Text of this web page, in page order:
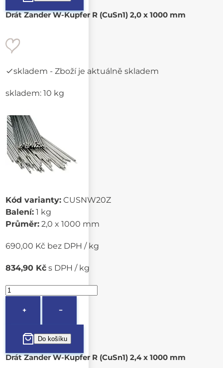
Drát Zander W-Kupfer R (CuSn1) 2,0 x 1000 mm
skladem - Zboží je aktuálně skladem
skladem: 10 kg
Kód varianty: CUSNW20Z
Balení: 1 kg
Průměr: 2,0 x 1000 mm
690,00 Kč bez DPH / kg
834,90 Kč s DPH / kg
+ −
Drát Zander W-Kupfer R (CuSn1) 2,4 x 1000 mm